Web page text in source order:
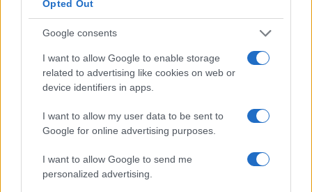
Opted Out
Google consents
I want to allow Google to enable storage
related to advertising like cookies on web or
device identifiers in apps.
I want to allow my user data to be sent to
Google for online advertising purposes.
I want to allow Google to send me
personalized advertising.
Kovinska ograja po meri: kako
izbrati material, polnilo in
izvedbo
Koroške reke so opazno upadle,
zadnja dva tedna skoraj brez
dežja
Po šestih letih se na Gmajno
vrača Dežela škratov
Brezplačna osvežitev: Skočite v